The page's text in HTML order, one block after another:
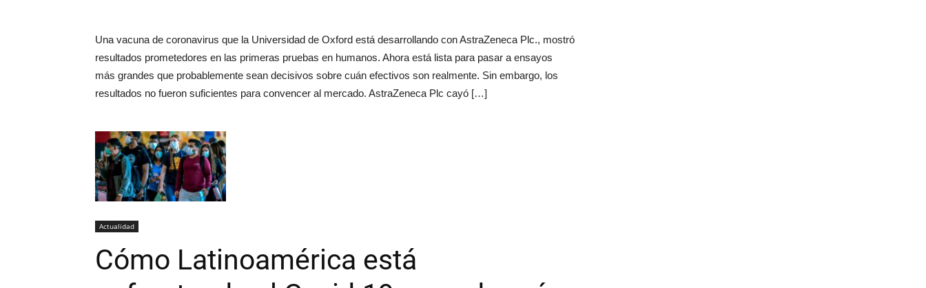
Una vacuna de coronavirus que la Universidad de Oxford está desarrollando con AstraZeneca Plc., mostró
resultados prometedores en las primeras pruebas en humanos. Ahora está lista para pasar a ensayos
más grandes que probablemente sean decisivos sobre cuán efectivos son realmente. Sin embargo, los
resultados no fueron suficientes para convencer al mercado. AstraZeneca Plc cayó […]
Actualidad
Cómo Latinoamérica está